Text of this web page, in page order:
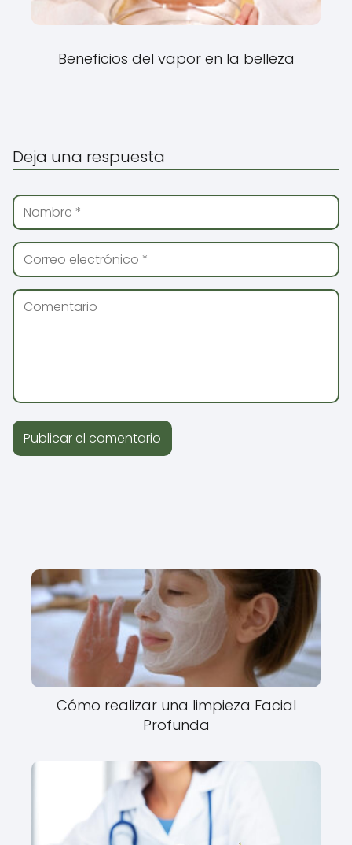
Beneficios del vapor en la belleza
Deja una respuesta
Cómo realizar una limpieza Facial
Profunda